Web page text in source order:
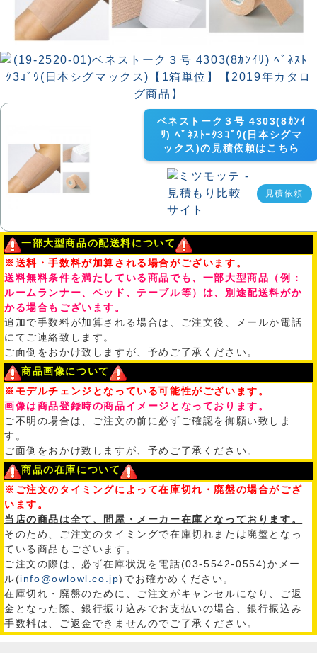
ベネストーク３号 4303(8ｶﾝｲ
ﾘ) ﾍﾞﾈｽﾄｰｸ3ｺﾞｳ(日本シグマ
ックス)の見積依頼はこちら
見積依頼
一部大型商品の配送料について
※送料・手数料が加算される場合がございます。
送料無料条件を満たしている商品でも、一部大型商品（例：
ルームランナー、ベッド、テーブル等）は、別途配送料がか
かる場合もございます。
追加で手数料が加算される場合は、ご注文後、メールか電話
にてご連絡致します。
ご面倒をおかけ致しますが、予めご了承ください。
商品画像について
※モデルチェンジとなっている可能性がございます。
画像は商品登録時の商品イメージとなっております。
ご不明の場合は、ご注文の前に必ずご確認を御願い致しま
す。
ご面倒をおかけ致しますが、予めご了承ください。
商品の在庫について
※ご注文のタイミングによって在庫切れ・廃盤の場合がござ
います。
当店の商品は全て、問屋・メーカー在庫となっております。
そのため、ご注文のタイミングで在庫切れまたは廃盤となっ
ている商品もございます。
ご注文の際は、必ず在庫状況を電話(03-5542-0554)かメー
ル(info@owlowl.co.jp)でお確かめください。
在庫切れ・廃盤のために、ご注文がキャンセルになり、ご返
金となった際、銀行振り込みでお支払いの場合、銀行振込み
手数料は、ご返金できませんのでご了承ください。